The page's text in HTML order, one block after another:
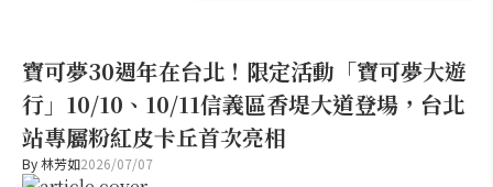
寶可夢30週年在台北！限定活動「寶可夢大遊
行」10/10、10/11信義區香堤大道登場，台北
站專屬粉紅皮卡丘首次亮相
By林芳如2026/07/07